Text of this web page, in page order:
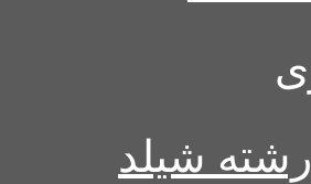
کابل 1 رشته شیلد